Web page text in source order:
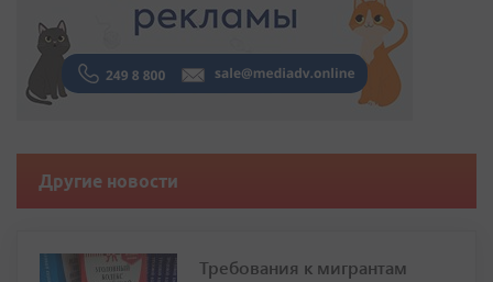
Другие новости
Требования к мигрантам